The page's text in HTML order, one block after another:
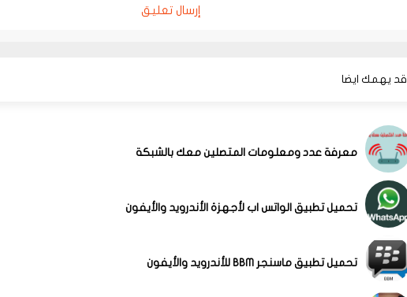
إرسال تعليق
قد يهمك ايضا
معرفة عدد ومعلومات المتصلين معك بالشبكة
تحميل تطبيق الواتس اب لأجهزة الأندرويد والأيفون
تحميل تطبيق ماسنجر BBM للأندرويد والأيفون